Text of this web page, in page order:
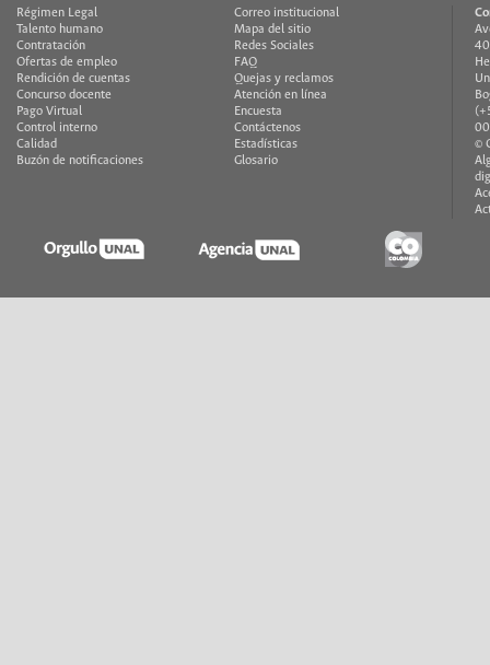
Régimen Legal
Talento humano
Contratación
Ofertas de empleo
Rendición de cuentas
Concurso docente
Pago Virtual
Control interno
Calidad
Buzón de notificaciones
Correo institucional
Mapa del sitio
Redes Sociales
FAQ
Quejas y reclamos
Atención en línea
Encuesta
Contáctenos
Estadísticas
Glosario
©